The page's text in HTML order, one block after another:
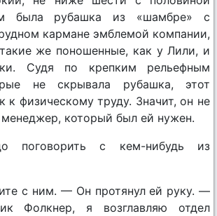
была рубашка из «шамбре» с
кармане эмблемой компании,
же поношенные, как у Лили, и
Судя по крепким рельефным
не скрывала рубашка, этот
к физическому труду. Значит, он не
который был ей нужен.
с кем-нибудь из
с ним. — Он протянул ей руку. —
Фолкнер, я возглавляю отдел